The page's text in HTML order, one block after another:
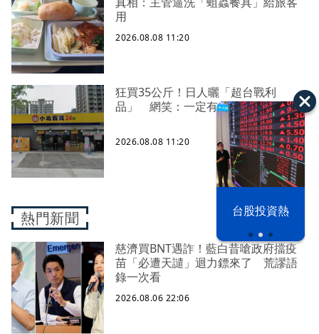
台股投資熱
用
2026.08.08 11:20
狂買35公斤！日人曬「超台戰利
品」 網笑：一定有去小北
2026.08.08 11:20
熱門新聞
慈濟買BNT遇詐！藍白昔嗆政府擋疫
苗「必遭天譴」迴力鏢來了 荒謬語
錄一次看
2026.08.06 22:06